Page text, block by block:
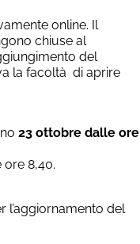
online. Il
chiuse al
del
la facoltà di aprire
23 ottobre dalle ore
8,40.
l’aggiornamento del